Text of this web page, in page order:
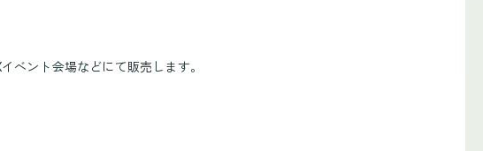
ベント会場などにて販売します。